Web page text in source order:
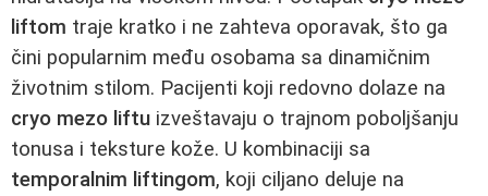
liftom traje kratko i ne zahteva oporavak, što ga
čini popularnim među osobama sa dinamičnim
životnim stilom. Pacijenti koji redovno dolaze na
cryo mezo liftu izveštavaju o trajnom poboljšanju
tonusa i teksture kože. U kombinaciji sa
temporalnim liftingom, koji ciljano deluje na